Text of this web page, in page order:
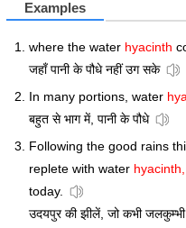
Examples
where the water hyacinth
जहाँ पानी के पौधे नहीं उग सके
In many portions, water
बहुत से भाग में, पानी के पौधे
Following the good rains
replete with water hyacinth,
today.
उदयपुर की झीलें, जो कभी